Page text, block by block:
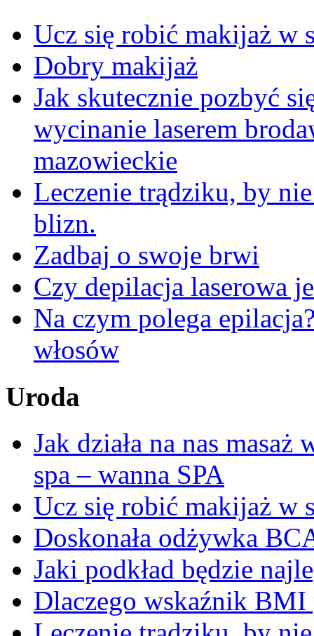
Ucz się robić makijaż w
Dobry makijaż
Jak skutecznie pozbyć
wycinanie laserem
mazowieckie
Leczenie trądziku, by
blizn.
Zadbaj o swoje brwi
Czy depilacja laserowa
Na czym polega
włosów
Uroda
Jak działa na nas
spa – wanna SPA
Ucz się robić makijaż w
Doskonała odżywka
Jaki podkład będzie
Dlaczego wskaźnik BMI